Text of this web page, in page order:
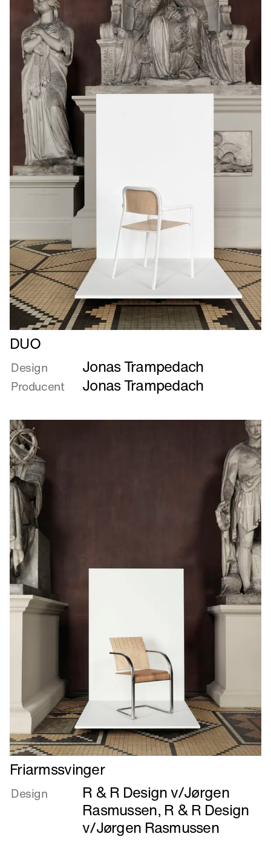
Læs
mere
om
DUO
DUO
Design Jonas Trampedach
Producent Jonas Trampedach
Læs
mere
om
Friarmssvinger
Design
R & R Design v/Jørgen
Rasmussen, R & R Design
v/Jørgen Rasmussen